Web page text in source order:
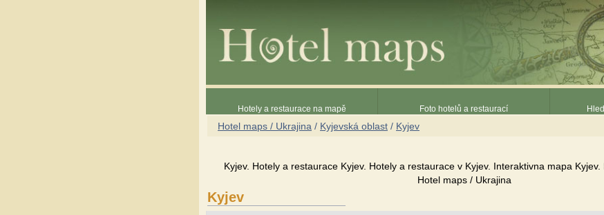
Hotely a restaurace na mapě Foto hotelů a restaurací
Hotel maps / Ukrajina / Kyjevská oblast / Kyjev
Kyjev. Hotely a restaurace Kyjev. Hotely a restaurace v Kyjev. Interaktivna mapa Kyjev.
Hotel maps / Ukrajina
Kyjev